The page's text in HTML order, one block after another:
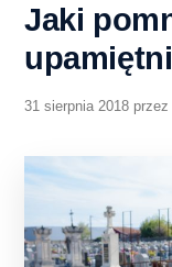
Jaki
31 sierpnia 2018 przez